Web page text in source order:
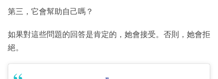
第三，它會幫助自己嗎？
如果對這些問題的回答是肯定的，她會接受。否則，她會拒
絕。